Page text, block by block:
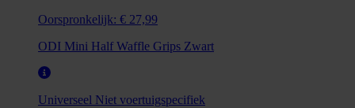
Oorspronkelijk: € 27,99
ODI Mini Half Waffle Grips Zwart
Universeel Niet voertuigspecifiek